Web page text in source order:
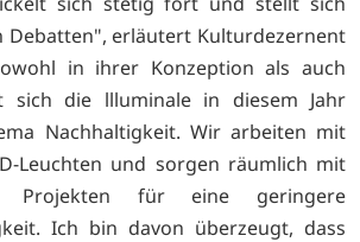
Debatten", erläutert Kulturdezernent
in ihrer Konzeption als auch
sich die llluminale in diesem Jahr
Nachhaltigkeit. Wir arbeiten mit
Leuchten und sorgen räumlich mit
Projekten für eine geringere
Ich bin davon überzeugt, dass